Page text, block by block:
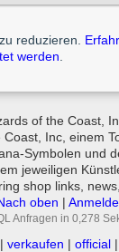
reduzieren.
werden
of the Coast,
Inc, einem
Symbolen und
jeweiligen
shop links,
oben |
Anfragen in 0,278
| verkaufen | official